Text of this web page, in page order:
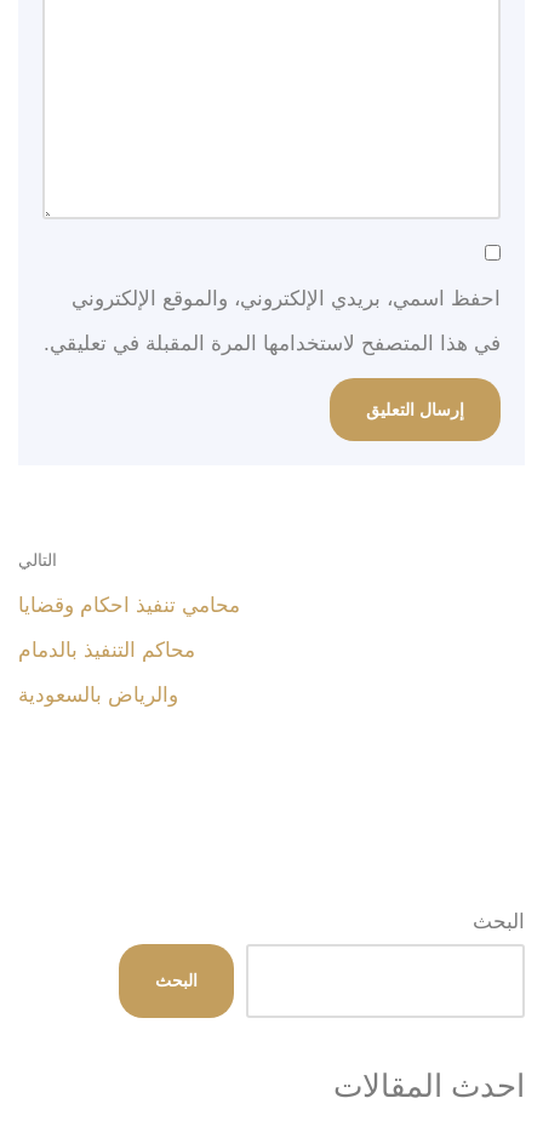
احفظ اسمي، بريدي الإلكتروني، والموقع الإلكتروني
في هذا المتصفح لاستخدامها المرة المقبلة في تعليقي.
التالي
محامي تنفيذ احكام وقضايا
محاكم التنفيذ بالدمام
والرياض بالسعودية
البحث
البحث
احدث المقالات